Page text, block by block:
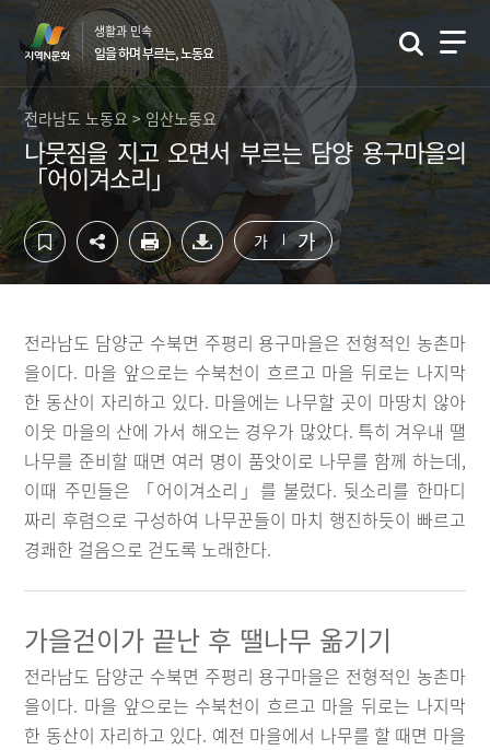
영
기
역
생활과 민속
일을 하며 부르는, 노동요
전라남도 노동요 > 임산노동요
나뭇짐을 지고 오면서 부르는 담양 용구마을의
「어이겨소리」
가 가
전라남도 담양군 수북면 주평리 용구마을은 전형적인 농촌마
을이다. 마을 앞으로는 수북천이 흐르고 마을 뒤로는 나지막
한 동산이 자리하고 있다. 마을에는 나무할 곳이 마땅치 않아
이웃 마을의 산에 가서 해오는 경우가 많았다. 특히 겨우내 땔
나무를 준비할 때면 여러 명이 품앗이로 나무를 함께 하는데,
이때 주민들은 「어이겨소리」를 불렀다. 뒷소리를 한마디
짜리 후렴으로 구성하여 나무꾼들이 마치 행진하듯이 빠르고
경쾌한 걸음으로 걷도록 노래한다.
가을걷이가 끝난 후 땔나무 옮기기
전라남도 담양군 수북면 주평리 용구마을은 전형적인 농촌마
을이다. 마을 앞으로는 수북천이 흐르고 마을 뒤로는 나지막
한 동산이 자리하고 있다. 예전 마을에서 나무를 할 때면 마을